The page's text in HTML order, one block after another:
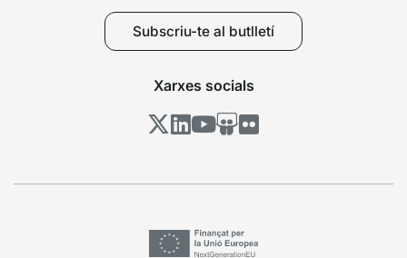
Subscriu-te al butlletí
Xarxes socials